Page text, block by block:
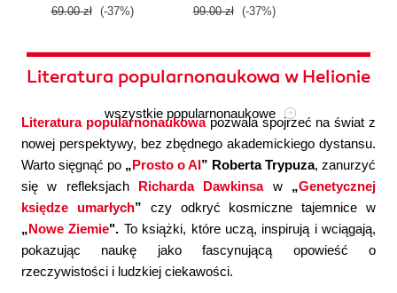
69.00 zł (-37%) 99.00 zł (-37%)
Literatura popularnonaukowa w Helionie
Literatura popularnonaukowapozwala spojrzeć na świat z
nowej perspektywy, bez zbędnego akademickiego dystansu.
Warto sięgnąć po „Prosto o AI” Roberta Trypuza, zanurzyć
się w refleksjach Richarda Dawkinsaw „Genetycznej
księdze umarłych” czy odkryć kosmiczne tajemnice w
„Nowe Ziemie". To książki, które uczą, inspirują i wciągają,
pokazując naukę jako fascynującą opowieść o
rzeczywistości i ludzkiej ciekawości.
wszystkie popularnonaukowe